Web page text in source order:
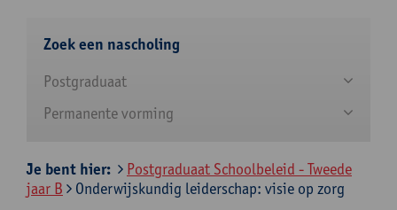
Zoek een nascholing
Postgraduaat
Permanente vorming
Je bent hier:
Postgraduaat Schoolbeleid - Tweede
jaar B
Onderwijskundig leiderschap: visie op zorg